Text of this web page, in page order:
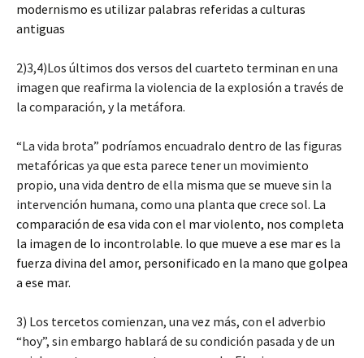
modernismo es utilizar palabras referidas a culturas
antiguas
2)3,4)Los últimos dos versos del cuarteto terminan en una
imagen que reafirma la violencia de la explosión a través de
la comparación, y la metáfora.
“La vida brota” podríamos encuadralo dentro de las figuras
metafóricas ya que esta parece tener un movimiento
propio, una vida dentro de ella misma que se mueve sin la
intervención humana, como una planta que crece sol. La
comparación de esa vida con el mar violento, nos completa
la imagen de lo incontrolable. lo que mueve a ese mar es la
fuerza divina del amor, personificado en la mano que golpea
a ese mar.
3) Los tercetos comienzan, una vez más, con el adverbio
“hoy”, sin embargo hablará de su condición pasada y de un